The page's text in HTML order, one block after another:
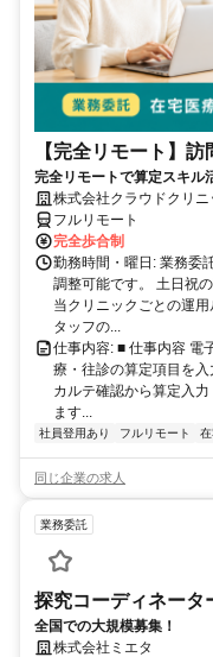
【完全リモート】
完全リモートで算定スキル
完全リモート｜在宅医療レ
株式会社クラウドクリニ
フルリモート
完全歩合制
勤務時間・曜日: 業務委
調整可能です。 土日祝
当クリニックごとの運
タッフの...
仕事内容: ■ 仕事内容 電
療・往診の算定項目を
カルテ確認から算定入
ます...
社員登用あり フルリモート
同じ企業の求人
業務委託
探究コーディネータ
全国での大規模募集！
株式会社ミエタ